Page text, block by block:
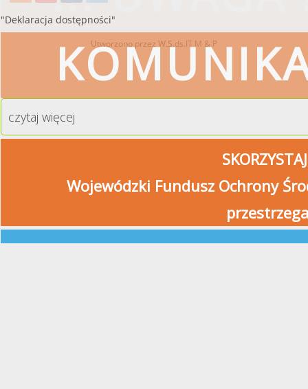
czytaj więcej
Wojewódzki Fundusz Ochrony
"Deklaracja dostępności"
Utworzono przez W.S.ds.IT M & P